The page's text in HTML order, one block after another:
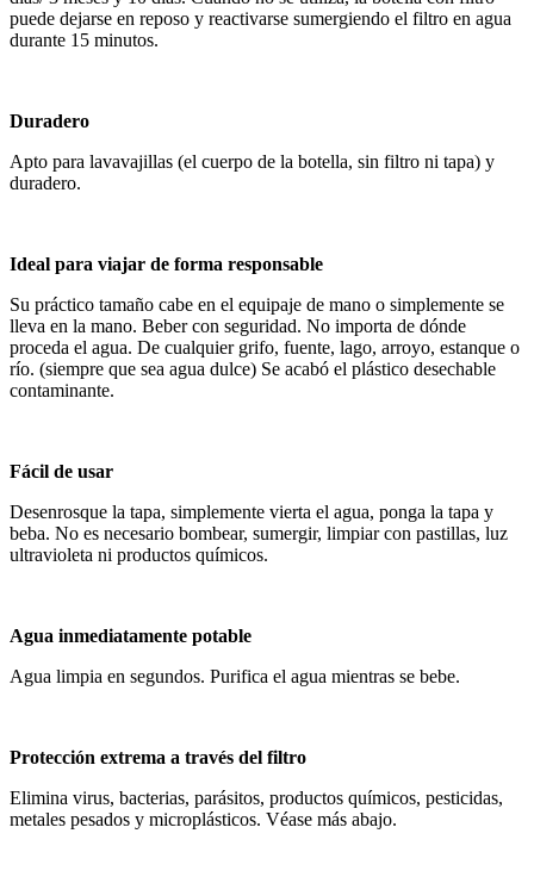
puede dejarse en reposo y reactivarse sumergiendo el filtro en agua
durante 15 minutos.
Duradero
Apto para lavavajillas (el cuerpo de la botella, sin filtro ni tapa) y
duradero.
Ideal para viajar de forma responsable
Su práctico tamaño cabe en el equipaje de mano o simplemente se
lleva en la mano. Beber con seguridad. No importa de dónde
proceda el agua. De cualquier grifo, fuente, lago, arroyo, estanque o
río. (siempre que sea agua dulce) Se acabó el plástico desechable
contaminante.
Fácil de usar
Desenrosque la tapa, simplemente vierta el agua, ponga la tapa y
beba. No es necesario bombear, sumergir, limpiar con pastillas, luz
ultravioleta ni productos químicos.
Agua inmediatamente potable
Agua limpia en segundos. Purifica el agua mientras se bebe.
Protección extrema a través del filtro
Elimina virus, bacterias, parásitos, productos químicos, pesticidas,
metales pesados y microplásticos. Véase más abajo.